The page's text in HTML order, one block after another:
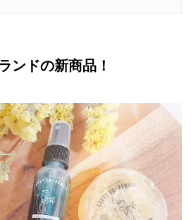
ンドの新商品！